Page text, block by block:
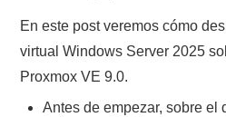
En este post veremos cómo
virtual Windows Server 2025
Proxmox VE 9.0.
Antes de empezar, sobre el